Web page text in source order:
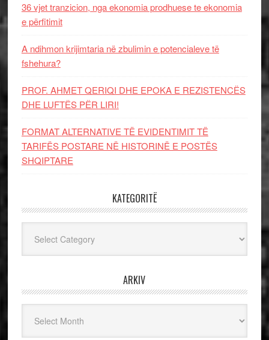
36 vjet tranzicion, nga ekonomia prodhuese te ekonomia
e përfitimit
A ndihmon krijimtaria në zbulimin e potencialeve të
fshehura?
PROF. AHMET QERIQI DHE EPOKA E REZISTENCЁS
DHE LUFTЁS PЁR LIRI!
FORMAT ALTERNATIVE TË EVIDENTIMIT TË
TARIFËS POSTARE NË HISTORINË E POSTËS
SHQIPTARE
KATEGORITË
ARKIV